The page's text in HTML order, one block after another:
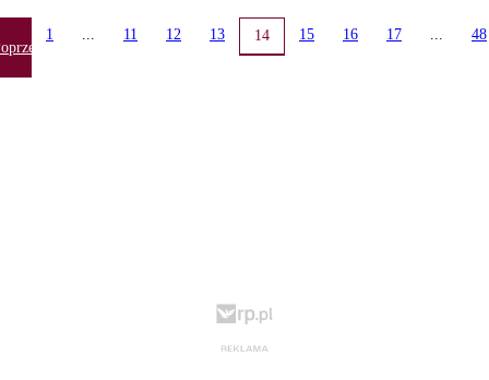
1 ... 11 12 13 14 15 16 17 ... 48